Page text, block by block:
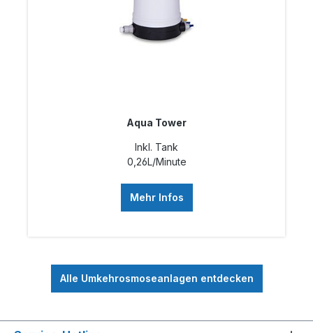
Aqua Tower
Inkl. Tank
0,26L/Minute
Mehr Infos
Alle Umkehrosmoseanlagen entdecken